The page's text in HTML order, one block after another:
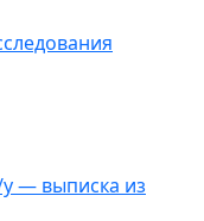
— выписка из